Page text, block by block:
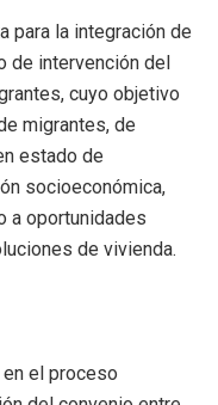
para la integración de
de intervención del
cuyo objetivo
migrantes, de
estado de
socioeconómica,
a oportunidades
de vivienda.
el proceso